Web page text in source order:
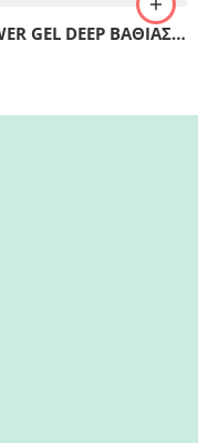
SHOWER GEL DEEP ΒΑΘΙΑΣ ΘΡΕΨΗΣ ΜΕ ΒΙΟΛΟΓΙΚΑ ΦΥΛΛΑ ΕΛΙΑΣ & ΝΕΡΟΛΙ 270 ml